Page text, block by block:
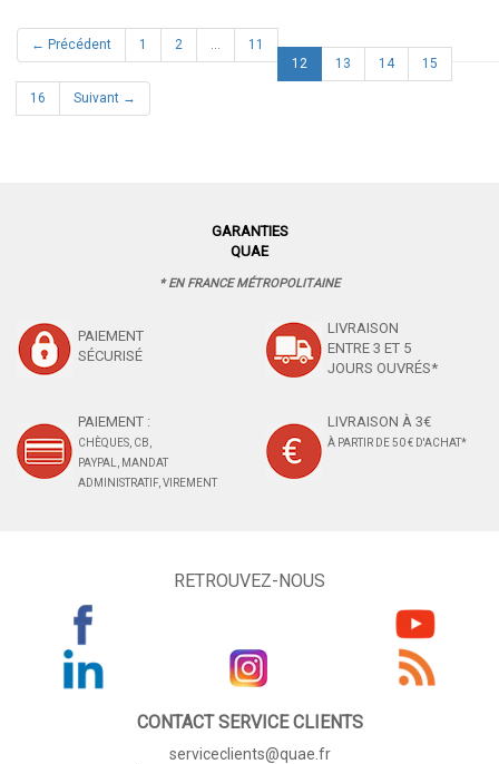
← Précédent 1 2 …
11
12 (current)
13 14 15
16 Suivant →
GARANTIES
QUAE
* EN FRANCE MÉTROPOLITAINE
PAIEMENT
SÉCURISÉ
LIVRAISON
ENTRE 3 ET 5
JOURS OUVRÉS*
PAIEMENT :
CHÈQUES, CB,
PAYPAL, MANDAT
ADMINISTRATIF, VIREMENT
LIVRAISON À 3€
À PARTIR DE 50 € D'ACHAT*
RETROUVEZ-NOUS
CONTACT SERVICE CLIENTS
serviceclients@quae.fr